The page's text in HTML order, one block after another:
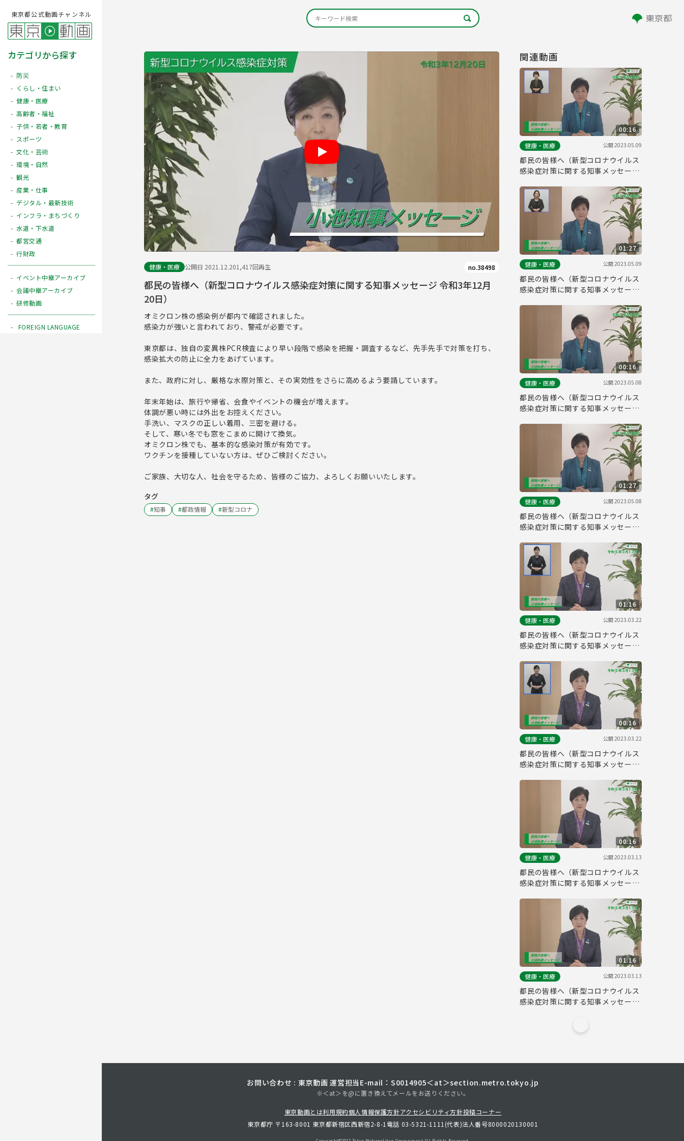
東京都公式動画チャンネル
カテゴリから探す
防災
くらし・住まい
健康・医療
高齢者・福祉
子供・若者・教育
スポーツ
文化・芸術
環境・自然
観光
産業・仕事
デジタル・最新技術
インフラ・まちづくり
水道・下水道
都営交通
行財政
イベント中継アーカイブ
会議中継アーカイブ
研修動画
FOREIGN LANGUAGE
Play
健康・医療 公開日 2021.12.201,417回再生 no.38498
都民の皆様へ（新型コロナウイルス感染症対策に関する知事メッセージ 令和3年12月
20日）
オミクロン株の感染例が都内で確認されました。
感染力が強いと言われており、警戒が必要です。
東京都は、独自の変異株PCR検査により早い段階で感染を把握・調査するなど、先手先手で対策を打ち、
感染拡大の防止に全力をあげています。
また、政府に対し、厳格な水際対策と、その実効性をさらに高めるよう要請しています。
年末年始は、旅行や帰省、会食やイベントの機会が増えます。
体調が悪い時には外出をお控えください。
手洗い、マスクの正しい着用、三密を避ける。
そして、寒い冬でも窓をこまめに開けて換気。
オミクロン株でも、基本的な感染対策が有効です。
ワクチンを接種していない方は、ぜひご検討ください。
ご家族、大切な人、社会を守るため、皆様のご協力、よろしくお願いいたします。
タグ
#知事 #都政情報 #新型コロナ
関連動画
00:16
健康・医療
公開2023.05.09
都民の皆様へ（新型コロナウイルス
感染症対策に関する知事メッセージ
01:27
健康・医療
公開2023.05.09
都民の皆様へ（新型コロナウイルス
感染症対策に関する知事メッセージ
00:16
健康・医療
公開2023.05.08
都民の皆様へ（新型コロナウイルス
感染症対策に関する知事メッセージ
01:27
健康・医療
公開2023.05.08
都民の皆様へ（新型コロナウイルス
感染症対策に関する知事メッセージ
01:16
健康・医療
公開2023.03.22
都民の皆様へ（新型コロナウイルス
感染症対策に関する知事メッセージ
00:16
健康・医療
公開2023.03.22
都民の皆様へ（新型コロナウイルス
感染症対策に関する知事メッセージ
00:16
健康・医療
公開2023.03.13
都民の皆様へ（新型コロナウイルス
感染症対策に関する知事メッセージ
01:16
健康・医療
公開2023.03.13
都民の皆様へ（新型コロナウイルス
感染症対策に関する知事メッセージ
お問い合わせ : 東京動画 運営担当 E-mail：S0014905＜at＞section.metro.tokyo.jp
※＜at＞を@に置き換えてメールをお送りください。
東京動画とは利用規約個人情報保護方針アクセシビリティ方針投稿コーナー
東京都庁 〒163-8001 東京都新宿区西新宿2-8-1 電話 03-5321-1111(代表)法人番号8000020130001